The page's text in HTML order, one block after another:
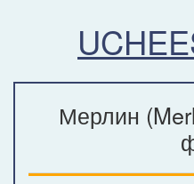
Мерлин